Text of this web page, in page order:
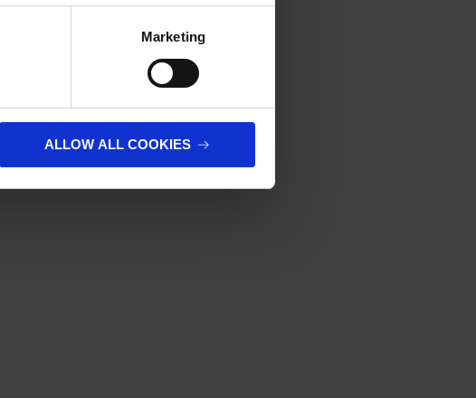
Marketing
ALLOW ALL COOKIES